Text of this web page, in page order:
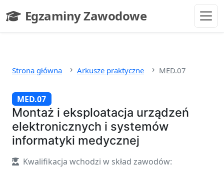
Egzaminy Zawodowe
- strona główna
Strona główna Arkusze praktyczne MED.07
MED.07
Montaż i eksploatacja urządzeń
elektronicznych i systemów
informatyki medycznej
Kwalifikacja wchodzi w skład zawodów: